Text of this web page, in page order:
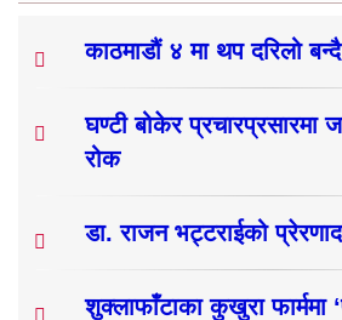
काठमाडौं ४ मा थप दरिलो
घण्टी बोकेर प्रचारप्रसारमा
रोक
डा. राजन भट्टराईको
शुक्लाफाँटाका कुखुरा फार्ममा